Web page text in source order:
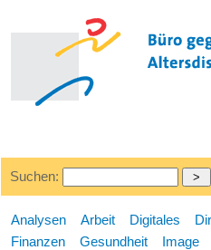
Suchen:
Analysen Arbeit Digitales
Finanzen
Gesundheit Image